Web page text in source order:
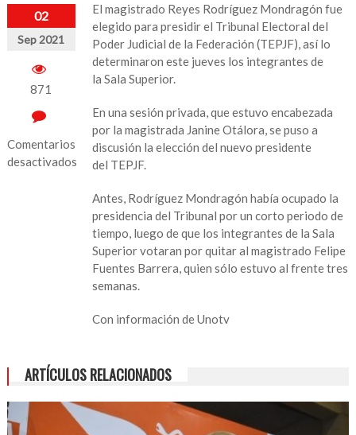
02
Sep 2021
871
Comentarios
desactivados
El magistrado Reyes Rodríguez Mondragón fue
elegido para presidir el Tribunal Electoral del
Poder Judicial de la Federación (TEPJF), así lo
determinaron este jueves los integrantes de
la Sala Superior.
En una sesión privada, que estuvo encabezada
por la magistrada Janine Otálora, se puso a
discusión la elección del nuevo presidente
del TEPJF.
Antes, Rodríguez Mondragón había ocupado la
presidencia del Tribunal por un corto periodo de
tiempo, luego de que los integrantes de la Sala
Superior votaran por quitar al magistrado Felipe
Fuentes Barrera, quien sólo estuvo al frente tres
semanas.
Con información de Unotv
ARTÍCULOS RELACIONADOS